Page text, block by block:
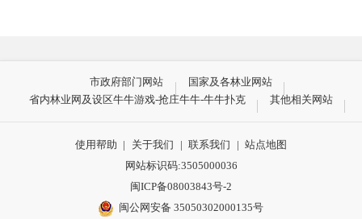
市政府部门网站
国家及各林业网站
省内林业网及设区牛牛游戏-抢庄牛牛-牛牛扑克
其他相关网站
使用帮助 | 关于我们 | 联系我们 | 站点地图
网站标识码:3505000036
闽ICP备08003843号-2
闽公网安备 35050302000135号